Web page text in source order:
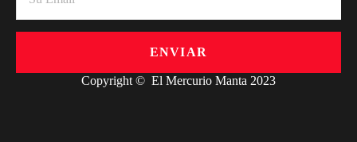
ENVIAR
Copyright © El Mercurio Manta 2023